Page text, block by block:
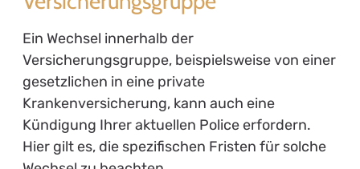
Ein Wechsel innerhalb der
Versicherungsgruppe, beispielsweise von einer
gesetzlichen in eine private
Krankenversicherung, kann auch eine
Kündigung Ihrer aktuellen Police erfordern.
Hier gilt es, die spezifischen Fristen für solche